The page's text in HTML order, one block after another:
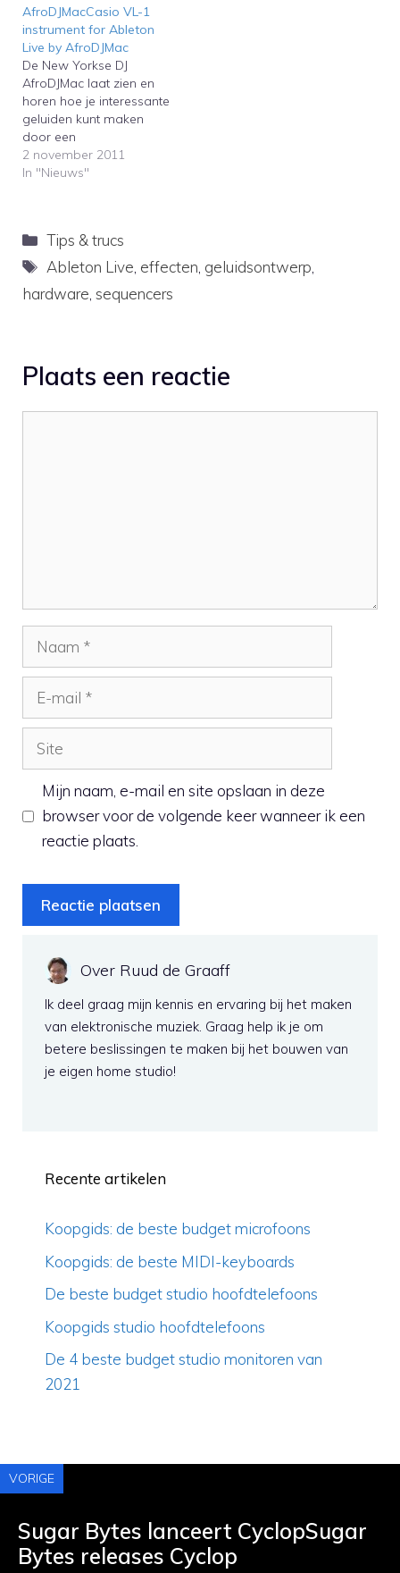
hoogste kwaliteit kunt
zetten…
AfroDJMacCasio VL-1
instrument for Ableton
Live by AfroDJMac
De New Yorkse DJ
AfroDJMac laat zien en
horen hoe je interessante
geluiden kunt maken
door een
kinderkeyboardje uit de
jaren tachtig te
sampled instruments for
Ableton Live. This time
you can see and hear
how he creates
2 november 2011
In "Nieuws"
Categorieën
Tips & trucs
Tags
Ableton Live effecten geluidsontwerp
hardware sequencers
Plaats een reactie
Naam
Site
Mijn naam, e-mail en site opslaan in deze
browser voor de volgende keer wanneer ik een
reactie plaats.
Over Ruud de Graaff
Ik deel graag mijn kennis en ervaring bij het maken
van elektronische muziek. Graag help ik je om
betere beslissingen te maken bij het bouwen van
je eigen home studio!
Recente artikelen
Koopgids: de beste budget microfoons
Koopgids: de beste MIDI-keyboards
De beste budget studio hoofdtelefoons
Koopgids studio hoofdtelefoons
De 4 beste budget studio monitoren van
2021
VORIGE
Sugar Bytes lanceert CyclopSugar
Bytes releases Cyclop